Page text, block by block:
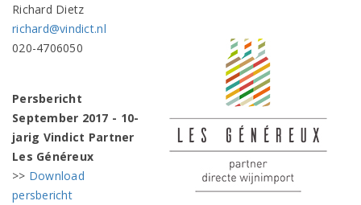
Richard Dietz
richard@vindict.nl
020-4706050
Persbericht
September 2017 - 10-
jarig Vindict Partner
Les Généreux
>> Download
persbericht